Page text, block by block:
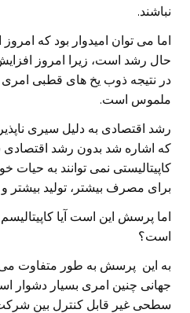
نباشند.
اما می توان امیدوار بود که
حال رشد است، زیرا امروز
در نتیجه ذوب یخ های قطبی امری
ملموس است.
رشد اقتصادی به دلیل سیری
که اشاره شد بدون رشد
کاپیتالیستی نمی توانند به حیات
برای مصرف بیشتر، تولید
اما پرسش این است آیا
است؟
به این پرسش به طور متفاوت
جهانی چنین امری بسیار دشوار
سطحی غیر قابل کنترل بین